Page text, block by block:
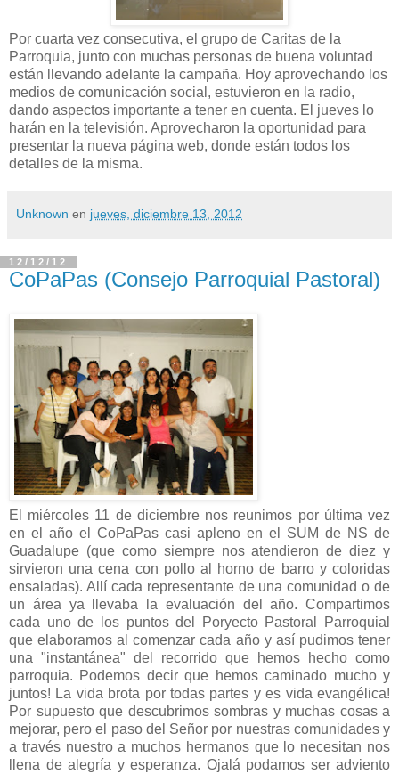
Por cuarta vez consecutiva, el grupo de Caritas de la
Parroquia, junto con muchas personas de buena voluntad
están llevando adelante la campaña. Hoy aprovechando los
medios de comunicación social, estuvieron en la radio,
dando aspectos importante a tener en cuenta. El jueves lo
harán en la televisión. Aprovecharon la oportunidad para
presentar la nueva página web, donde están todos los
detalles de la misma.
Unknown en jueves, diciembre 13, 2012
12/12/12
CoPaPas (Consejo Parroquial Pastoral)
El miércoles 11 de diciembre nos reunimos por última vez
en el año el CoPaPas casi apleno en el SUM de NS de
Guadalupe (que como siempre nos atendieron de diez y
sirvieron una cena con pollo al horno de barro y coloridas
ensaladas). Allí cada representante de una comunidad o de
un área ya llevaba la evaluación del año. Compartimos
cada uno de los puntos del Poryecto Pastoral Parroquial
que elaboramos al comenzar cada año y así pudimos tener
una "instantánea" del recorrido que hemos hecho como
parroquia. Podemos decir que hemos caminado mucho y
juntos! La vida brota por todas partes y es vida evangélica!
Por supuesto que descubrimos sombras y muchas cosas a
mejorar, pero el paso del Señor por nuestras comunidades y
a través nuestro a muchos hermanos que lo necesitan nos
llena de alegría y esperanza. Ojalá podamos ser adviento